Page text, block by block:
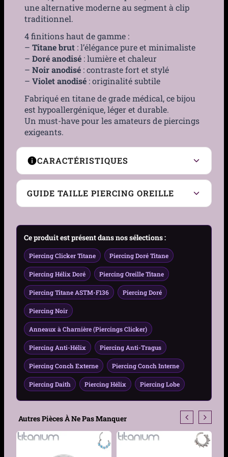
une alternative moderne au segment à clip
traditionnel.
4 finitions haut de gamme :
– Titane brut : l’élégance pure et minimaliste
– Doré anodisé : lumière et chaleur
– Noir anodisé : contraste fort et stylé
– Violet anodisé : originalité subtile
Fabriqué en titane de grade médical, ce bijou
est hypoallergénique, léger et durable.
Un must-have pour les amateurs de piercings
exigeants.
CARACTÉRISTIQUES
Type de Piercing
Anneau à charnière
Zone de port
Oreille (lobe & cartilage),
lèvre, arcade
Matière Titane ASTM-F136
Couleur
Gris Argenté, Noir, Doré,
Violet
Finition
Poli (teinte brute) ou
anodisé
Hypoallergénique Oui
Épaisseur Tige 1.2mm
Fermeture
Clicker (charnière
intégrée)
GUIDE TAILLE PIERCING OREILLE
Guide Taille Piercing Oreille – Gauge, Diamètre &
Zone
Ce produit est présent dans nos sélections :
Piercing Clicker Titane Piercing Doré Titane
Piercing Hélix Doré Piercing Oreille Titane
Piercing Titane ASTM-F136 Piercing Doré
Piercing Noir
Anneaux à Charnière (Piercings Clicker)
Piercing Anti-Hélix Piercing Anti-Tragus
Piercing Conch Externe Piercing Conch Interne
Piercing Daith Piercing Hélix Piercing Lobe
Autres Pièces À Ne Pas Manquer